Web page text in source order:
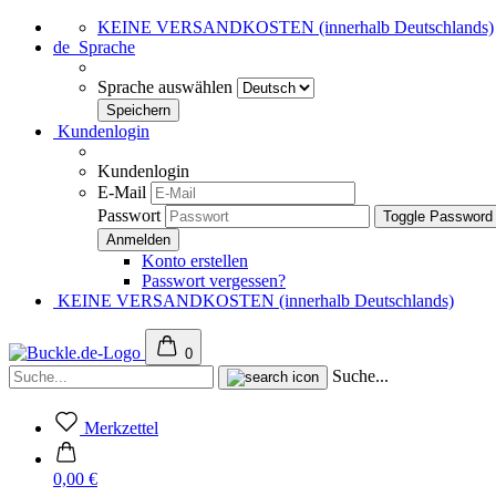
KEINE VERSANDKOSTEN (innerhalb Deutschlands)
de Sprache
Sprache auswählen
Kundenlogin
Kundenlogin
E-Mail
Passwort
Toggle
Konto erstellen
Passwort vergessen?
KEINE VERSANDKOSTEN (innerhalb Deutschlands)
0
Suche...
Merkzettel
0,00 €